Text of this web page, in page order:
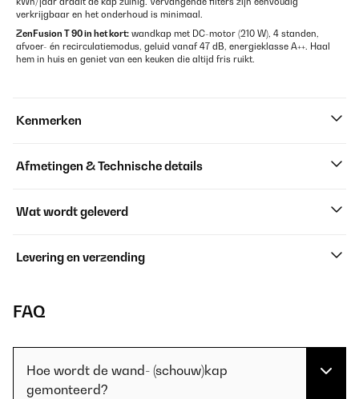
verkrijgbaar en het onderhoud is minimaal.
ZenFusion T 90 in het kort: wandkap met DC-motor (210 W), 4 standen,
afvoer- én recirculatiemodus, geluid vanaf 47 dB, energieklasse A++. Haal
hem in huis en geniet van een keuken die altijd fris ruikt.
Kenmerken
Afmetingen & Technische details
Wat wordt geleverd
Levering en verzending
FAQ
Hoe wordt de wand- (schouw)kap
gemonteerd?